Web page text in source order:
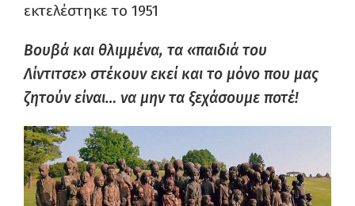
εκτελέστηκε το 1951
Βουβά και θλιμμένα, τα «παιδιά του
Λίντιτσε» στέκουν εκεί και το μόνο που μας
ζητούν είναι… να μην τα ξεχάσουμε ποτέ!